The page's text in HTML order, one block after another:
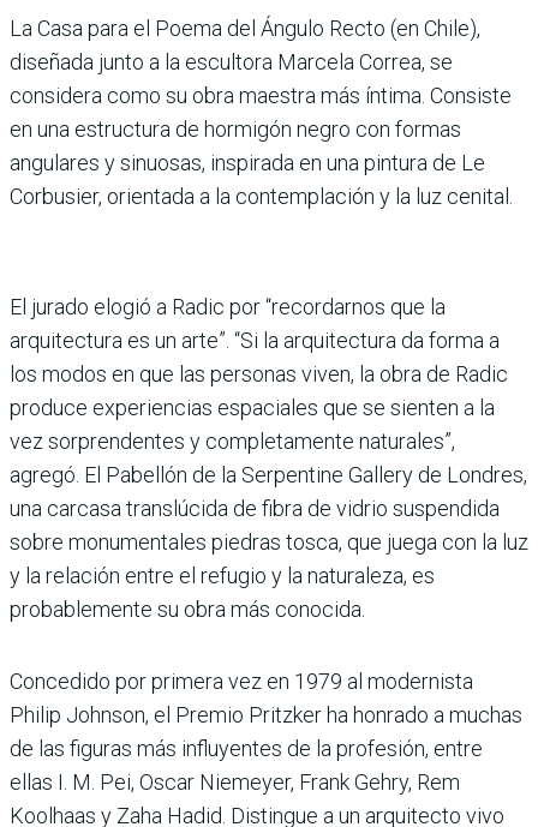
La Casa para el Poema del Ángulo Recto (en Chile),
diseñada junto a la escultora Marcela Correa, se
considera como su obra maestra más íntima. Consiste
en una estructura de hormigón negro con formas
angulares y sinuosas, inspirada en una pintura de Le
Corbusier, orientada a la contemplación y la luz cenital.
El jurado elogió a Radic por “recordarnos que la
arquitectura es un arte”. “Si la arquitectura da forma a
los modos en que las personas viven, la obra de Radic
produce experiencias espaciales que se sienten a la
vez sorprendentes y completamente naturales”,
agregó. El Pabellón de la Serpentine Gallery de Londres,
una carcasa translúcida de fibra de vidrio suspendida
sobre monumentales piedras tosca, que juega con la luz
y la relación entre el refugio y la naturaleza, es
probablemente su obra más conocida.
Concedido por primera vez en 1979 al modernista
Philip Johnson, el Premio Pritzker ha honrado a muchas
de las figuras más influyentes de la profesión, entre
ellas I. M. Pei, Oscar Niemeyer, Frank Gehry, Rem
Koolhaas y Zaha Hadid. Distingue a un arquitecto vivo